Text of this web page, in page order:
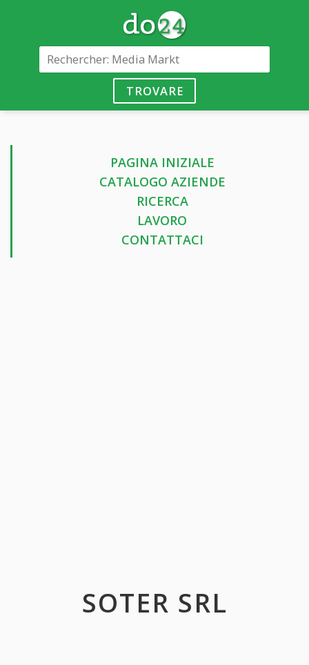
TROVARE
PAGINA INIZIALE
CATALOGO AZIENDE
RICERCA
LAVORO
CONTATTACI
SOTER SRL